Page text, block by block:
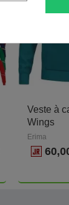
Veste à
Wings
Erima